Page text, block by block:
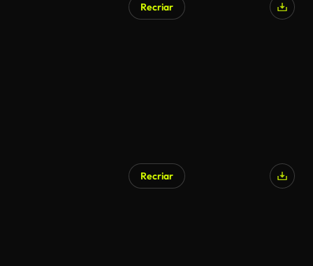
Recriar
Recriar